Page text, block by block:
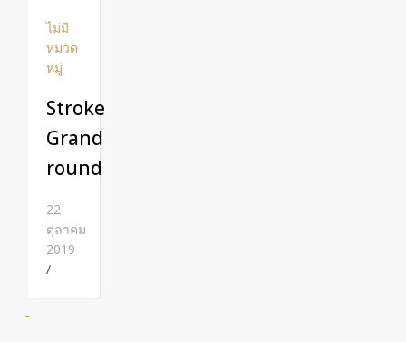
ไม่มี
หมวด
หมู่
Stroke
Grand
round
22
ตุลาคม
2019
/